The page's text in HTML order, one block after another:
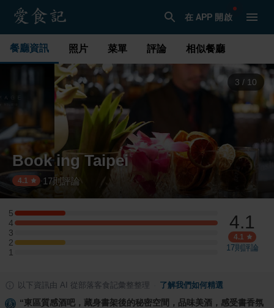
在 APP 開啟
餐廳資訊 照片 菜單 評論 相似餐廳
3 / 10
Book ing Taipei
4.1 ·17則評論
5
5 星：1 則評論
4
4 星：4 則評論
3
3 星：0 則評論
2
2 星：1 則評論
1
1 星：0 則評論
4.1
4.1
17則評論
以下資訊由 AI 從部落客食記彙整整理 了解我們如何精選
“東區質感酒吧，藏身書架後的秘密空間，品味美酒，感受書香氛